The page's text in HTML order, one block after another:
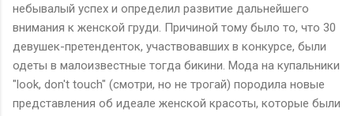
небывалый успех и определил развитие дальнейшего
внимания к женской груди. Причиной тому было то, что 30
девушек-претенденток, участвовавших в конкурсе, были
одеты в малоизвестные тогда бикини. Мода на купальники
"look, don't touch" (смотри, но не трогай) породила новые
представления об идеале женской красоты, которые были